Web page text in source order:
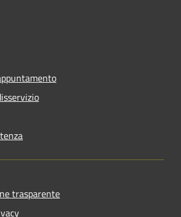
trasparente